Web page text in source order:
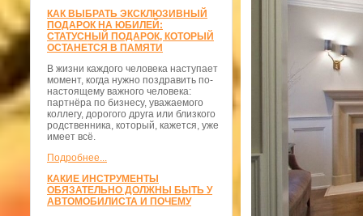
КАК ВЫБРАТЬ ЭКСКЛЮЗИВНЫЙ
ПОДАРОК НА ЮБИЛЕЙ:
СТАТУСНЫЙ ПОДАРОК, КОТОРЫЙ
ОСТАНЕТСЯ В ПАМЯТИ
В жизни каждого человека наступает
момент, когда нужно поздравить по-
настоящему важного человека:
партнёра по бизнесу, уважаемого
коллегу, дорогого друга или близкого
родственника, который, кажется, уже
имеет всё.
Подробнее...
КАКИЕ ИНСТРУМЕНТЫ
ОБЯЗАТЕЛЬНО ДОЛЖНЫ БЫТЬ У
АВТОМОБИЛИСТА И ПОЧЕМУ